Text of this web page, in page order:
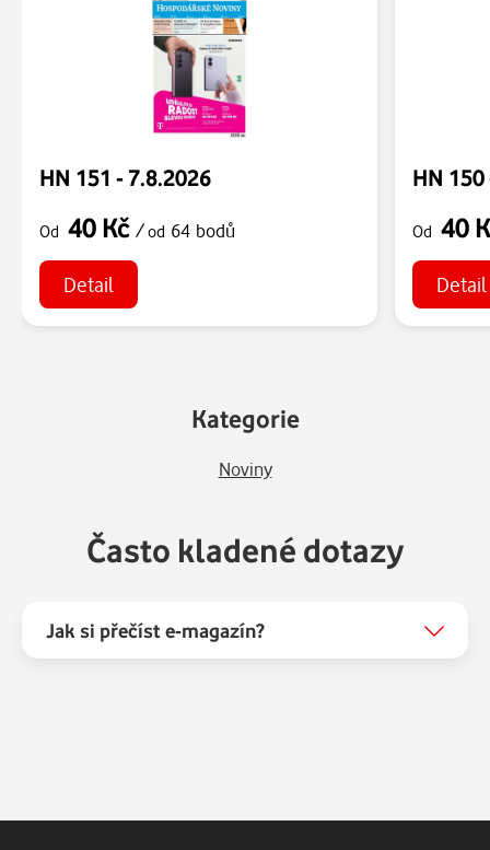
HN 151 - 7.8.2026
Od 40 Kč /od 64 bodů
Detail
HN
Od 40
Detail
Kategorie
Noviny
Často kladené dotazy
Jak si přečíst e-magazín?